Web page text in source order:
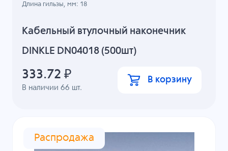
Кабельный втулочный наконечник
DINKLE DN04018 (500шт)
В наличии66 шт.
Длина гильзы, мм: 18
333.72 ₽ В корзину
Распродажа